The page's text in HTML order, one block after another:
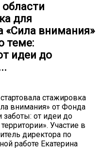
для
«Сила внимания»
теме:
идеи до
стажировка
внимания» от Фонда
заботы: от идеи до
Участие в
директора по
работе Екатерина